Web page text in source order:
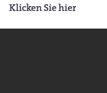
Klicken Sie hier